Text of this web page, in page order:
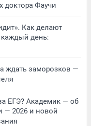
доктора Фаучи
Как делают
каждый день:
ждать заморозков —
ЕГЭ? Академик — об
— 2026 и новой